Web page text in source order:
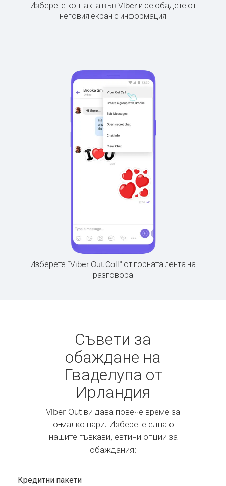
Изберете контакта във Viber и се обадете от
неговия екран с информация
Изберете “Viber Out Call” от горната лента на
разговора
Съвети за
обаждане на
Гваделупа от
Ирландия
Viber Out ви дава повече време за
по-малко пари. Изберете една от
нашите гъвкави, евтини опции за
обаждания:
Кредитни пакети